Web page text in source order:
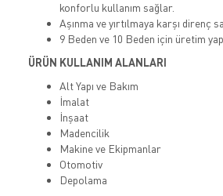
konforlu kullanım sağlar.
Aşınma ve yırtılmaya karşı direnç
9 Beden ve 10 Beden için üretim
ÜRÜN KULLANIM ALANLARI
Alt Yapı ve Bakım
İmalat
İnşaat
Madencilik
Makine ve Ekipmanlar
Otomotiv
Depolama